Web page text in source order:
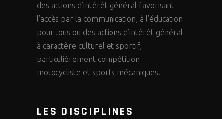
des actions d’intérêt général favorisant
l’accès par la communication, à l’éducation
pour tous ou des actions d’intérêt général
à caractère culturel et sportif,
particulièrement compétition
motocycliste et sports mécaniques.
LES DISCIPLINES